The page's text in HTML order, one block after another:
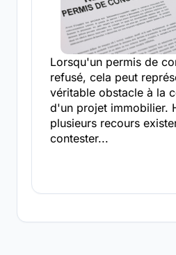
Lorsqu'un permis de
refusé, cela peut
véritable obstacle à la
d'un projet immobilier.
plusieurs recours
contester...